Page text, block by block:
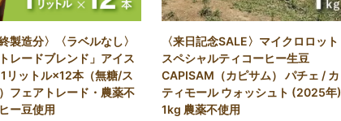
製造分〉〈ラベルなし〉
トレードブレンド」アイス
リットル×12本（無糖/ス
フェアトレード・農薬不
ー豆使用
〈来日記念SALE〉マイクロロット
スペシャルティコーヒー生豆
CAPISAM（カピサム） パチェ / カ
ティモール ウォッシュト (2025年)
1kg 農薬不使用